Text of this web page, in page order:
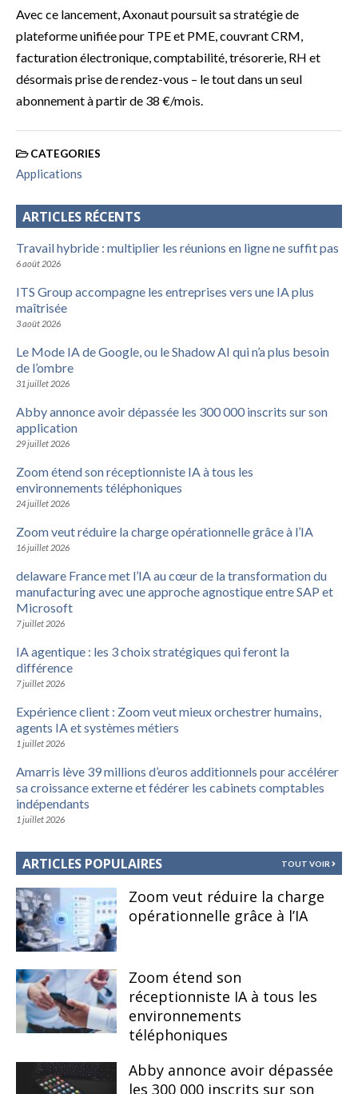
Avec ce lancement, Axonaut poursuit sa stratégie de
plateforme unifiée pour TPE et PME, couvrant CRM,
facturation électronique, comptabilité, trésorerie, RH et
désormais prise de rendez-vous – le tout dans un seul
abonnement à partir de 38 €/mois.
CATEGORIES
Applications
ARTICLES RÉCENTS
Travail hybride : multiplier les réunions en ligne ne suffit pas
6 août 2026
ITS Group accompagne les entreprises vers une IA plus
maîtrisée
3 août 2026
Le Mode IA de Google, ou le Shadow AI qui n’a plus besoin
de l’ombre
31 juillet 2026
Abby annonce avoir dépassée les 300 000 inscrits sur son
application
29 juillet 2026
Zoom étend son réceptionniste IA à tous les
environnements téléphoniques
24 juillet 2026
Zoom veut réduire la charge opérationnelle grâce à l’IA
16 juillet 2026
delaware France met l’IA au cœur de la transformation du
manufacturing avec une approche agnostique entre SAP et
Microsoft
7 juillet 2026
IA agentique : les 3 choix stratégiques qui feront la
différence
7 juillet 2026
Expérience client : Zoom veut mieux orchestrer humains,
agents IA et systèmes métiers
1 juillet 2026
Amarris lève 39 millions d’euros additionnels pour accélérer
sa croissance externe et fédérer les cabinets comptables
indépendants
1 juillet 2026
ARTICLES POPULAIRES TOUT VOIR
Zoom veut réduire la charge
opérationnelle grâce à l’IA
Zoom étend son
réceptionniste IA à tous les
environnements
téléphoniques
Abby annonce avoir dépassée
les 300 000 inscrits sur son